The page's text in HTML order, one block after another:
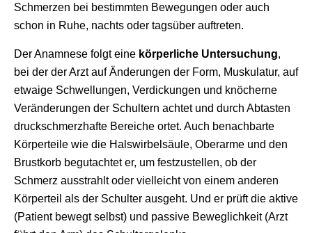
Schmerzen bei bestimmten Bewegungen oder auch
schon in Ruhe, nachts oder tagsüber auftreten.
Der Anamnese folgt eine körperliche Untersuchung,
bei der der Arzt auf Änderungen der Form, Muskulatur, auf
etwaige Schwellungen, Verdickungen und knöcherne
Veränderungen der Schultern achtet und durch Abtasten
druckschmerzhafte Bereiche ortet. Auch benachbarte
Körperteile wie die Halswirbelsäule, Oberarme und den
Brustkorb begutachtet er, um festzustellen, ob der
Schmerz ausstrahlt oder vielleicht von einem anderen
Körperteil als der Schulter ausgeht. Und er prüft die aktive
(Patient bewegt selbst) und passive Beweglichkeit (Arzt